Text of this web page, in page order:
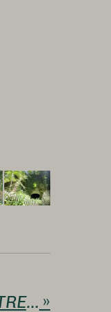
GR - SAINT PAUL EN JAREZ - LE COL DE TRENTE SOUS - 11,4 kms D=335 m - 12 participants - guide André »